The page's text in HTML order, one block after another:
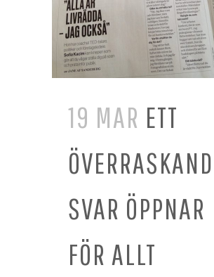
19 MAR ETT
SVAR ÖPPNAR
FÖR ALLT